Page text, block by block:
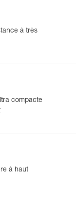
à très
compacte
à haut